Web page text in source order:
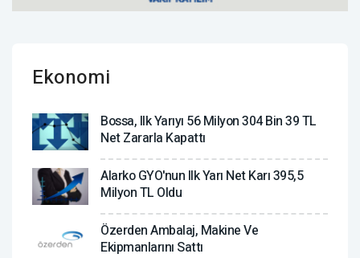
Ekonomi
Bossa, Ilk Yarıyı 56 Milyon 304 Bin 39 TL
Net Zararla Kapattı
Alarko GYO'nun Ilk Yarı Net Karı 395,5
Milyon TL Oldu
Özerden Ambalaj, Makine Ve
Ekipmanlarını Sattı